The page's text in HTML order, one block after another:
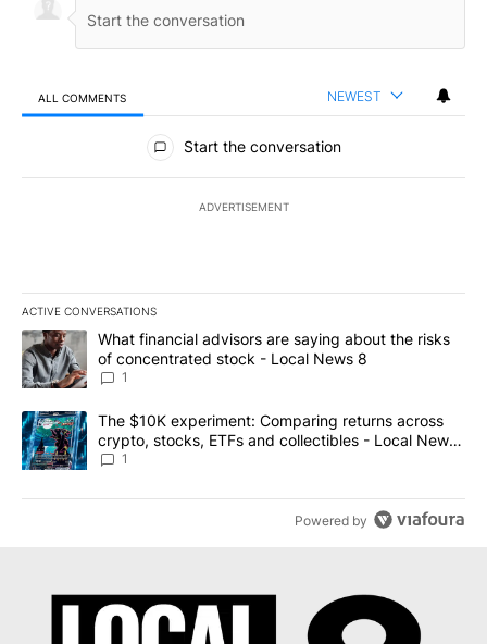
ALL COMMENTS NEWEST
All Comments
Start the conversation
ADVERTISEMENT
ACTIVE CONVERSATIONS
The following is a list of the most commented articles in the last
A trending article titled "What financial advisors are saying
What financial advisors are saying about the risks
of concentrated stock - Local News 8
1
A trending article titled "The $10K experiment: Comparing
The $10K experiment: Comparing returns across
crypto, stocks, ETFs and collectibles - Local News
8
1
Powered by